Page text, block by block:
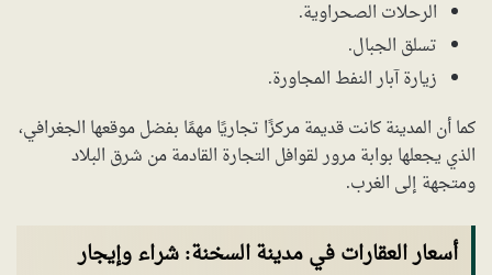
الرحلات الصحراوية.
تسلق الجبال.
زيارة آبار النفط المجاورة.
كما أن المدينة كانت قديمة مركزًا تجاريًا مهمًا بفضل موقعها الجغرافي،
الذي يجعلها بوابة مرور لقوافل التجارة القادمة من شرق البلاد
ومتجهة إلى الغرب.
أسعار العقارات في مدينة السخنة: شراء وإيجار